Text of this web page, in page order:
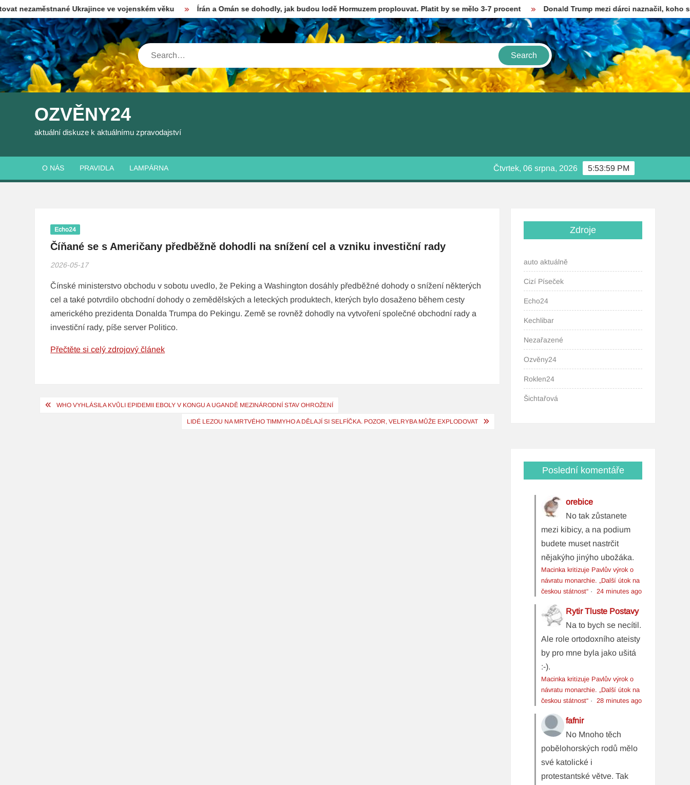
Skip
to
content
Ukrajince ve vojenském věku Írán a Omán se dohodly, jak budou lodě Hormuzem proplouvat. Platit by se mělo 3-7 procent Donald Trump mezi dárci naznačil, koho si přeje za
Search
OZVĚNY24
aktuální diskuze k aktuálnímu zpravodajství
O NÁS PRAVIDLA LAMPÁRNA 5:54:00 PM
Čtvrtek, 06 srpna, 2026
Echo24
Číňané se s Američany předběžně dohodli na snížení cel a vzniku investiční rady
2026-05-17
Čínské ministerstvo obchodu v sobotu uvedlo, že Peking a Washington dosáhly předběžné dohody o snížení některých
cel a také potvrdilo obchodní dohody o zemědělských a leteckých produktech, kterých bylo dosaženo během cesty
amerického prezidenta Donalda Trumpa do Pekingu. Země se rovněž dohodly na vytvoření společné obchodní rady a
investiční rady, píše server Politico.
Přečtěte si celý zdrojový článek
Navigace
WHO VYHLÁSILA KVŮLI EPIDEMII EBOLY V KONGU A UGANDĚ MEZINÁRODNÍ STAV OHROŽENÍ
LIDÉ LEZOU NA MRTVÉHO TIMMYHO A DĚLAJÍ SI SELFÍČKA. POZOR, VELRYBA MŮŽE EXPLODOVAT
Zdroje
auto aktuálně
Cizí Píseček
Echo24
Kechlibar
Nezařazené
Ozvěny24
Roklen24
Šichtařová
Poslední komentáře
orebice
No tak zůstanete
mezi kibicy, a na podium
budete muset nastrčit
nějakýho jinýho ubožáka.
Macinka kritizuje Pavlův výrok o
návratu monarchie. „Další útok na
českou státnost“ ·24 minutes ago
Rytir Tluste Postavy
Na to bych se necítil.
Ale role ortodoxního ateisty
by pro mne byla jako ušitá
:-).
Macinka kritizuje Pavlův výrok o
návratu monarchie. „Další útok na
českou státnost“ ·28 minutes ago
fafnir
No Mnoho těch
pobělohorských rodů mělo
své katolické i
protestantské větve. Tak